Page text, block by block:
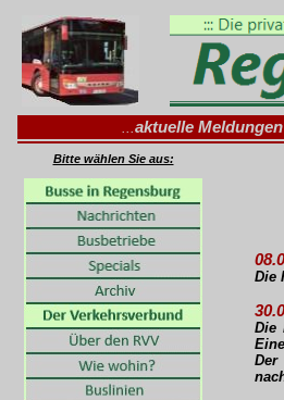
...aktuelle
Bitte wählen Sie aus:
Die
Die
Der